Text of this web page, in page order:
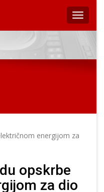
energijom za
opskrbe
za dio